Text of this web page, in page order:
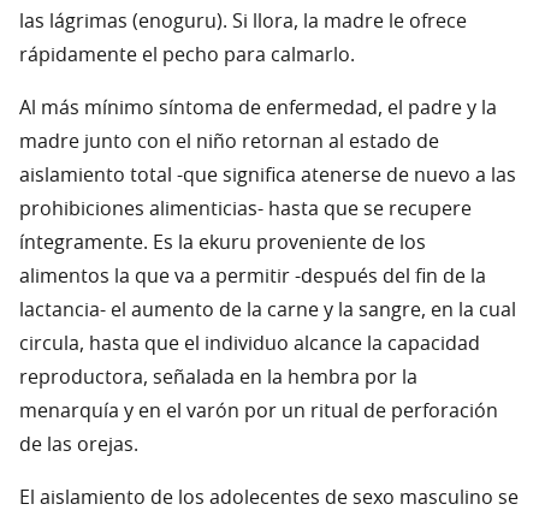
las lágrimas (enoguru). Si llora, la madre le ofrece
rápidamente el pecho para calmarlo.
Al más mínimo síntoma de enfermedad, el padre y la
madre junto con el niño retornan al estado de
aislamiento total -que significa atenerse de nuevo a las
prohibiciones alimenticias- hasta que se recupere
íntegramente. Es la ekuru proveniente de los
alimentos la que va a permitir -después del fin de la
lactancia- el aumento de la carne y la sangre, en la cual
circula, hasta que el individuo alcance la capacidad
reproductora, señalada en la hembra por la
menarquía y en el varón por un ritual de perforación
de las orejas.
El aislamiento de los adolecentes de sexo masculino se